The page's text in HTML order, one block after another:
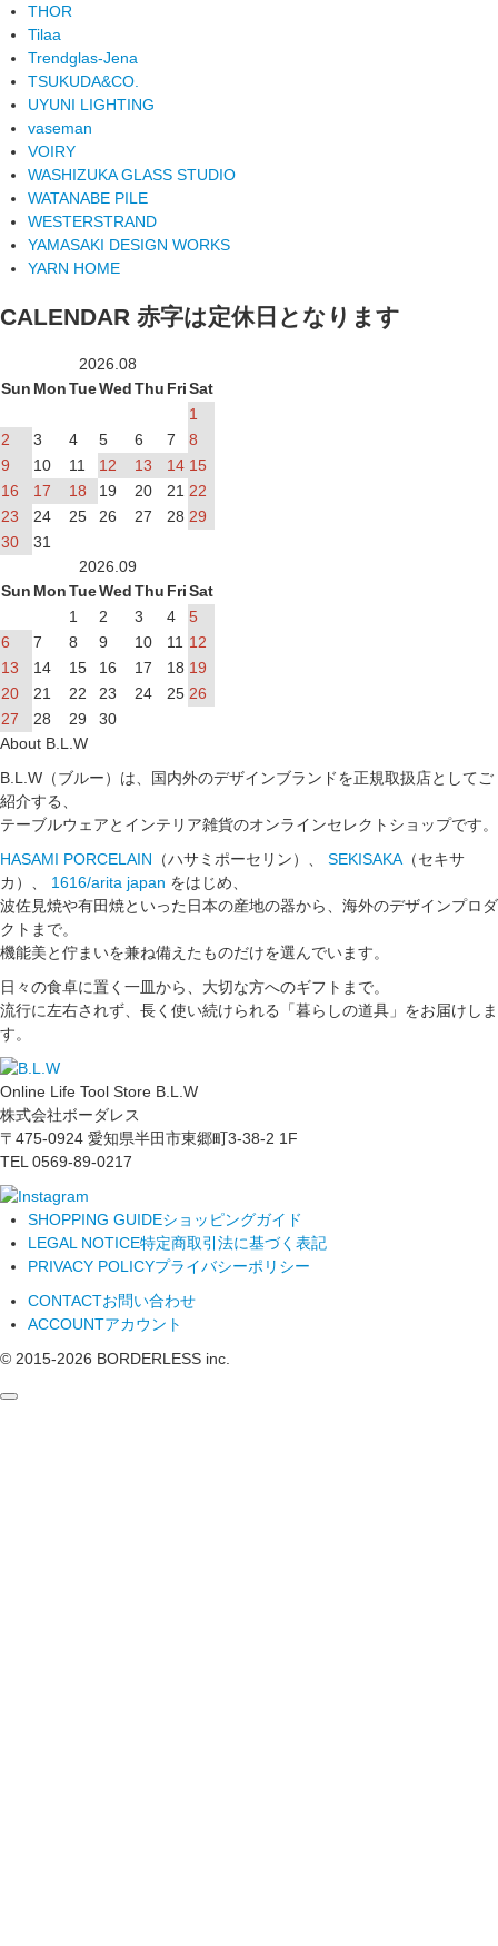
THOR
Tilaa
Trendglas-Jena
TSUKUDA&CO.
UYUNI LIGHTING
vaseman
VOIRY
WASHIZUKA GLASS STUDIO
WATANABE PILE
WESTERSTRAND
YAMASAKI DESIGN WORKS
YARN HOME
CALENDAR 赤字は定休日となります
2026.08
Sun MonTueWedThu FriSat
1
2
3 4 5 6 7
8
9
10 11 12 13 14 15
16
17 18 19 20 21 22
23
24 25 26 27 28 29
30
31
2026.09
Sun MonTueWedThu FriSat
1
2 3 4
5
6
7 8 9 10 11 12
13
14 15 16 17 18 19
20
21 22 23 24 25 26
27
28 29
30
About B.L.W
B.L.W（ブルー）は、国内外のデザインブランドを正規取扱店としてご
紹介する、
テーブルウェアとインテリア雑貨のオンラインセレクトショップです。
HASAMI PORCELAIN （ハサミポーセリン）、 SEKISAKA（セキサ
カ）、 1616/arita japan をはじめ、
波佐見焼や有田焼といった日本の産地の器から、海外のデザインプロダ
クトまで。
機能美と佇まいを兼ね備えたものだけを選んでいます。
日々の食卓に置く一皿から、大切な方へのギフトまで。
流行に左右されず、長く使い続けられる「暮らしの道具」をお届けしま
す。
Online Life Tool Store B.L.W
株式会社ボーダレス
〒475-0924 愛知県半田市東郷町3-38-2 1F
TEL 0569-89-0217
SHOPPING GUIDEショッピングガイド
LEGAL NOTICE特定商取引法に基づく表記
PRIVACY POLICYプライバシーポリシー
CONTACTお問い合わせ
ACCOUNTアカウント
© 2015-2026 BORDERLESS inc.